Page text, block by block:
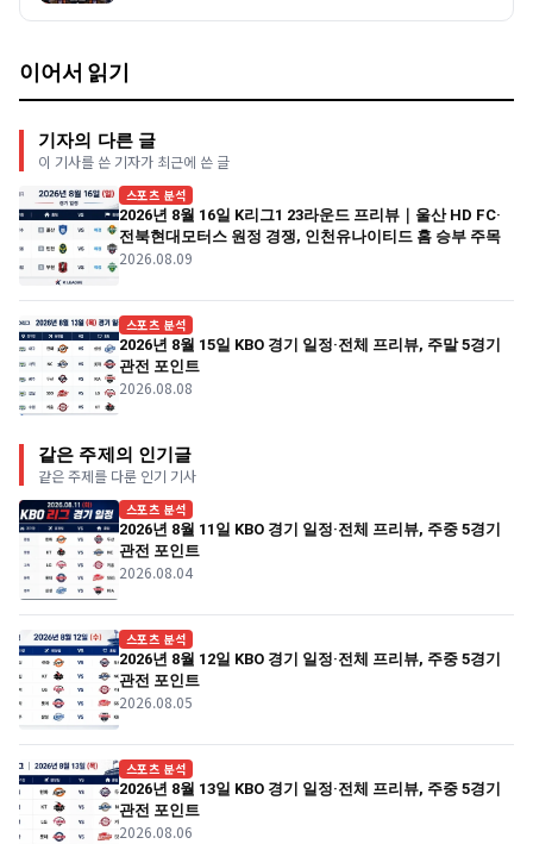
이어서 읽기
기자의 다른 글
이 기사를 쓴 기자가 최근에 쓴 글
스포츠 분석
2026년 8월 16일 K리그1 23라운드 프리뷰｜울산 HD FC·
전북현대모터스 원정 경쟁, 인천유나이티드 홈 승부 주목
2026.08.09
스포츠 분석
2026년 8월 15일 KBO 경기 일정·전체 프리뷰, 주말 5경기
관전 포인트
2026.08.08
같은 주제의 인기글
같은 주제를 다룬 인기 기사
스포츠 분석
2026년 8월 11일 KBO 경기 일정·전체 프리뷰, 주중 5경기
관전 포인트
2026.08.04
스포츠 분석
2026년 8월 12일 KBO 경기 일정·전체 프리뷰, 주중 5경기
관전 포인트
2026.08.05
스포츠 분석
2026년 8월 13일 KBO 경기 일정·전체 프리뷰, 주중 5경기
관전 포인트
2026.08.06